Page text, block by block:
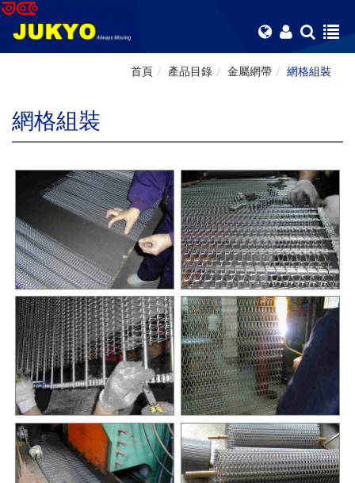
首頁 產品目錄 金屬網帶 網格組裝
網格組裝